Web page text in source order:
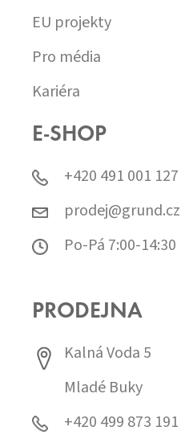
EU projekty
Pro média
Kariéra
E-SHOP
+420 491 001 127
prodej@grund.cz
Po-Pá 7:00-14:30
PRODEJNA
Kalná Voda 5
Mladé Buky
+420 499 873 191